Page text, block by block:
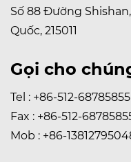
Số 88 Đường
Quốc, 215011
Gọi cho
Tel : +86-512-68785855
Fax : +86-512-
Mob : +86-